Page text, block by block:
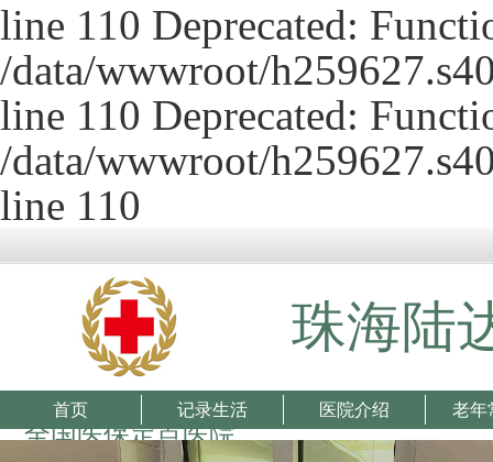
line 110 Deprecated:
/data/wwwroot/
line 110 Deprecated:
/data/wwwroot/
line 110
珠海陆
全国医保定点医院
首页 记录生活 医院介绍 老年